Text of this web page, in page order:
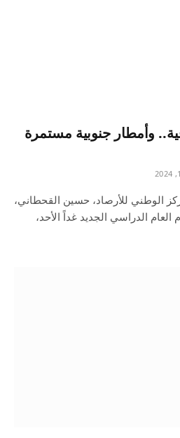
وأمطار جنوبية مستمرة
الوطني للأرصاد، حسين القحطاني،
الدراسي الجديد غداً الأحد،